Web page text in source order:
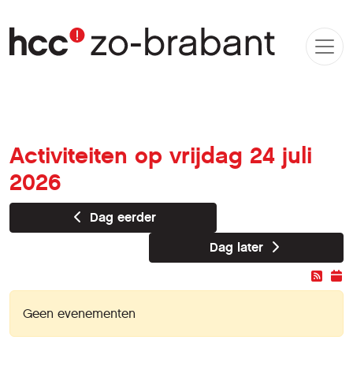
Activiteiten op vrijdag 24 juli
2026
Dag eerder
Dag later
Geen evenementen